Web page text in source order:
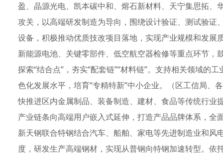
盈、晶源光电、凯本碳中和、熔石新材料、天宁集思拓
攻关，以高端研发制造为导向，围绕设计验证、测试验
设备，积极推动优质技改项目落地，实现产业规模和发
新能源电池、关键零部件、低空航空器检修等重点环节
探索“结合点”，夯实“配套链”“材料链”。支持相关领域的
色化发展水平，培育“专精特新”中小企业。（区工信局、
快推进区内金属制品、装备制造、建材、食品等传统行
产业链条向高端用户嵌入式延伸，打造产品品牌体系，
新天钢联合特钢结合汽车、船舶、家电等先进制造业和
度，研发生产高端钢材，实现从普钢向特钢加速转型。